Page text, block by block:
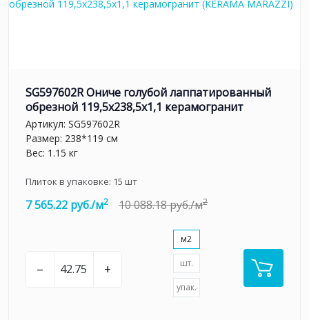
SG597602R Ониче голубой лаппатированный
обрезной 119,5x238,5x1,1 керамогранит
Артикул: SG597602R
Размер: 238*119 см
Вес: 1.15 кг
Плиток в упаковке: 15 шт
7 565.22 руб./м2 10 088.18 руб./м2
– +
м2
шт.
упак.